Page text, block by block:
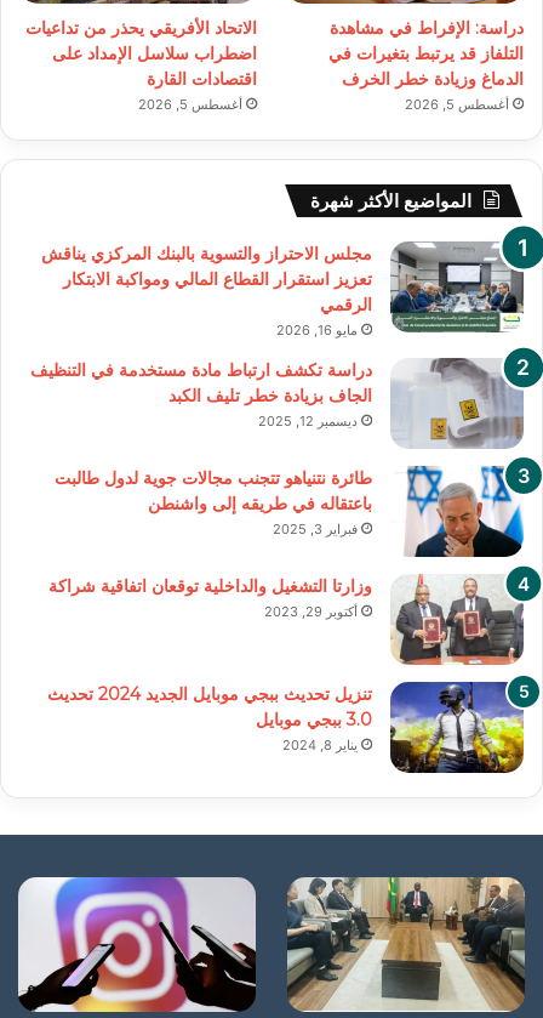
دراسة: الإفراط في مشاهدة
التلفاز قد يرتبط بتغيرات في
الدماغ وزيادة خطر الخرف
أغسطس 5, 2026
الاتحاد الأفريقي يحذر من تداعيات
اضطراب سلاسل الإمداد على
اقتصادات القارة
أغسطس 5, 2026
المواضيع الأكثر شهرة
مجلس الاحتراز والتسوية بالبنك المركزي يناقش
تعزيز استقرار القطاع المالي ومواكبة الابتكار
الرقمي
مايو 16, 2026
دراسة تكشف ارتباط مادة مستخدمة في التنظيف
الجاف بزيادة خطر تليف الكبد
ديسمبر 12, 2025
طائرة نتنياهو تتجنب مجالات جوية لدول طالبت
باعتقاله في طريقه إلى واشنطن
فبراير 3, 2025
وزارتا التشغيل والداخلية توقعان اتفاقية شراكة
أكتوبر 29, 2023
تنزيل تحديث ببجي موبايل الجديد 2024 تحديث
3.0 ببجي موبايل
يناير 8, 2024